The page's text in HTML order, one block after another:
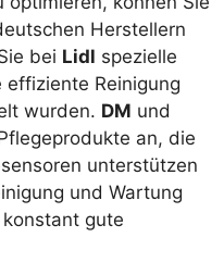
Herstellern
bei Lidl spezielle
Reinigung
wurden. DM und
an, die
unterstützen
und Wartung
gute